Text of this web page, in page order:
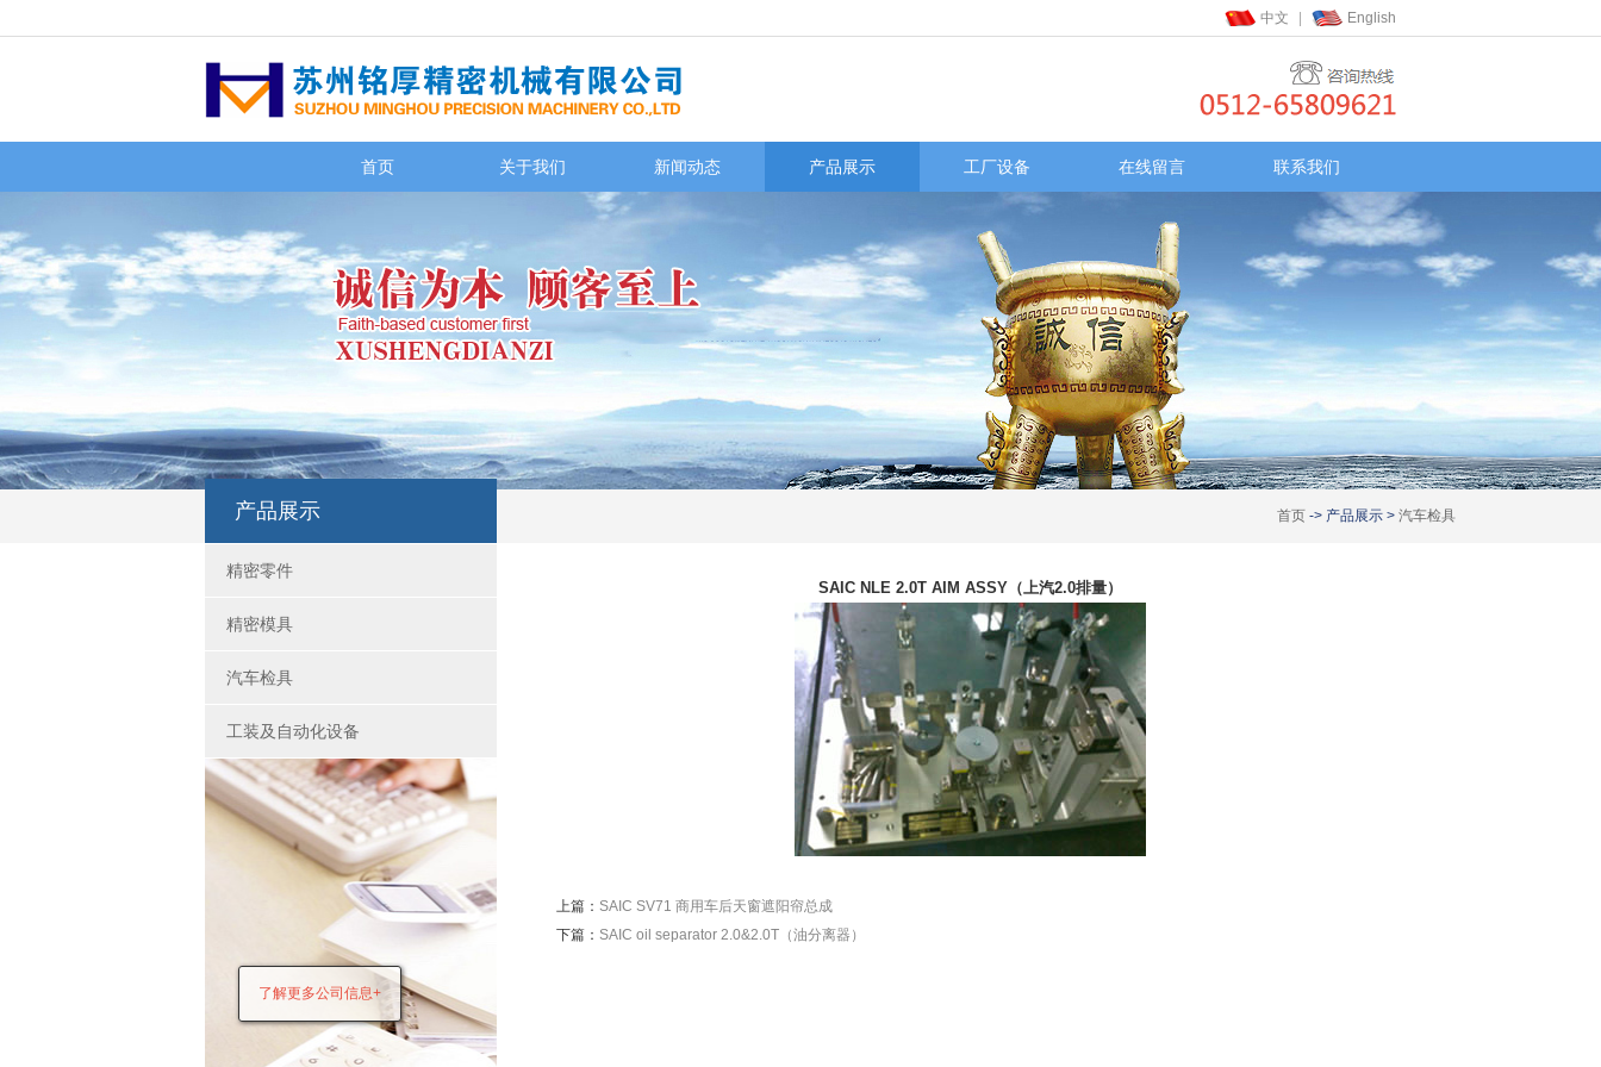
中文 English
首页 关于我们 新闻动态 产品展示 工厂设备 在线留言 联系我们
首页 -> 产品展示 > 汽车检具
产品展示
精密零件
精密模具
汽车检具
工装及自动化设备
了解更多公司信息+
SAIC NLE 2.0T AIM ASSY（上汽2.0排量）
上篇： SAIC SV71 商用车后天窗遮阳帘总成
下篇： SAIC oil separator 2.0&2.0T（油分离器）